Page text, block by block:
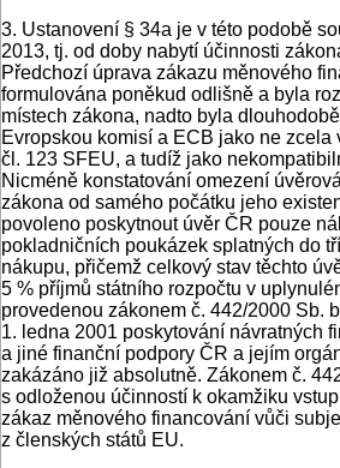
3. Ustanovení § 34a je v této podobě
2013, tj. od doby nabytí účinnosti
Předchozí úprava zákazu měnového
formulována poněkud odlišně a byla
místech zákona, nadto byla
Evropskou komisí a ECB jako ne zcela
čl. 123 SFEU, a tudíž jako
Nicméně konstatování omezení
zákona od samého počátku jeho
povoleno poskytnout úvěr ČR pouze
pokladničních poukázek splatných do
nákupu, přičemž celkový stav těchto
5 % příjmů státního rozpočtu v
provedenou zákonem č. 442/2000 Sb.
1. ledna 2001 poskytování návratných
a jiné finanční podpory ČR a jejím
zakázáno již absolutně. Zákonem č.
s odloženou účinností k okamžiku
zákaz měnového financování vůči
z členských států EU.